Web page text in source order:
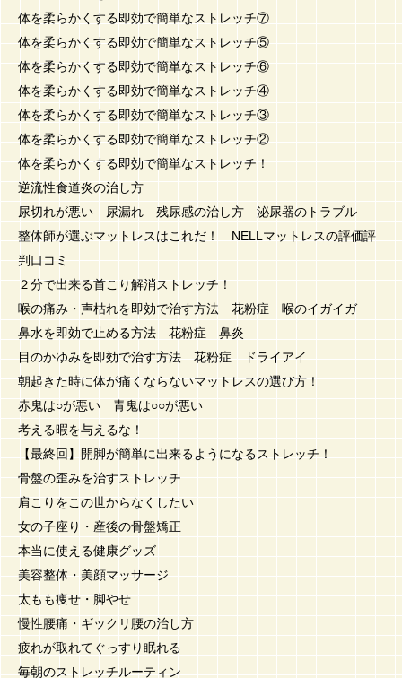
体を柔らかくする即効で簡単なストレッチ⑦
体を柔らかくする即効で簡単なストレッチ⑤
体を柔らかくする即効で簡単なストレッチ⑥
体を柔らかくする即効で簡単なストレッチ④
体を柔らかくする即効で簡単なストレッチ③
体を柔らかくする即効で簡単なストレッチ②
体を柔らかくする即効で簡単なストレッチ！
逆流性食道炎の治し方
尿切れが悪い 尿漏れ 残尿感の治し方 泌尿器のトラブル
整体師が選ぶマットレスはこれだ！ NELLマットレスの評価評
判口コミ
２分で出来る首こり解消ストレッチ！
喉の痛み・声枯れを即効で治す方法 花粉症 喉のイガイガ
鼻水を即効で止める方法 花粉症 鼻炎
目のかゆみを即効で治す方法 花粉症 ドライアイ
朝起きた時に体が痛くならないマットレスの選び方！
赤鬼は○が悪い 青鬼は○○が悪い
考える暇を与えるな！
【最終回】開脚が簡単に出来るようになるストレッチ！
骨盤の歪みを治すストレッチ
肩こりをこの世からなくしたい
女の子座り・産後の骨盤矯正
本当に使える健康グッズ
美容整体・美顔マッサージ
太もも痩せ・脚やせ
慢性腰痛・ギックリ腰の治し方
疲れが取れてぐっすり眠れる
毎朝のストレッチルーティン